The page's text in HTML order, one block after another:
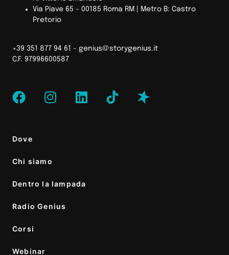
Via Piave 65 – 00185 Roma RM | Metro B: Castro
Pretorio
+39 351 877 94 61 – genius@storygenius.it
C.F. 97996600587
Dove
Chi siamo
Dentro la lampada
Radio Genius
Corsi
Webinar